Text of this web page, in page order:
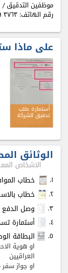
موظفين التدقيق /
رقم الهاتف: +٩٦٤
على ماذا
أستمارة طلب
تدقيق الشركة
الوثائق
الاشخاص
۱. خطاب
٢. خطاب
٣. وصل الدفع
٤. أستمارة
٥. البطاقة
او هوية
العراقيين
او جواز